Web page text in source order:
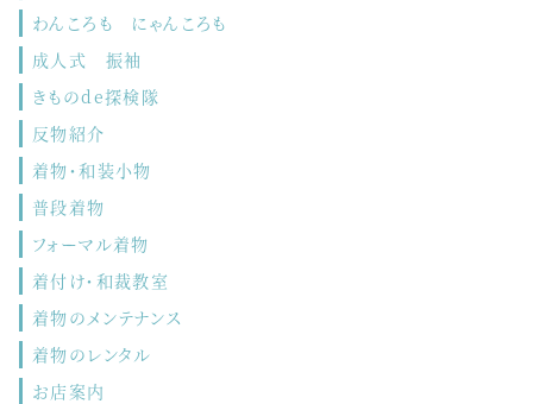
わんころも にゃんころも
成人式 振袖
きものde探検隊
反物紹介
着物・和装小物
普段着物
フォーマル着物
着付け・和裁教室
着物のメンテナンス
着物のレンタル
お店案内